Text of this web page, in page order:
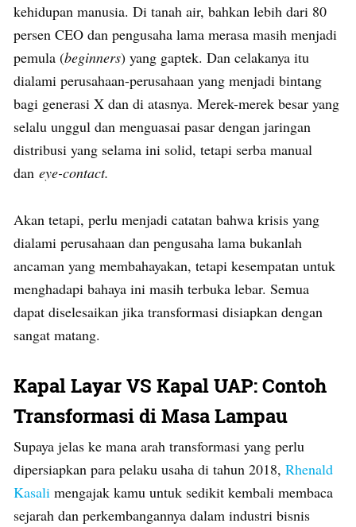
kehidupan manusia. Di tanah air, bahkan lebih dari 80
persen CEO dan pengusaha lama merasa masih menjadi
pemula (beginners) yang gaptek. Dan celakanya itu
dialami perusahaan-perusahaan yang menjadi bintang
bagi generasi X dan di atasnya. Merek-merek besar yang
selalu unggul dan menguasai pasar dengan jaringan
distribusi yang selama ini solid, tetapi serba manual
dan eye-contact.
Akan tetapi, perlu menjadi catatan bahwa krisis yang
dialami perusahaan dan pengusaha lama bukanlah
ancaman yang membahayakan, tetapi kesempatan untuk
menghadapi bahaya ini masih terbuka lebar. Semua
dapat diselesaikan jika transformasi disiapkan dengan
sangat matang.
Kapal Layar VS Kapal UAP: Contoh
Transformasi di Masa Lampau
Supaya jelas ke mana arah transformasi yang perlu
dipersiapkan para pelaku usaha di tahun 2018, Rhenald
Kasali mengajak kamu untuk sedikit kembali membaca
sejarah dan perkembangannya dalam industri bisnis